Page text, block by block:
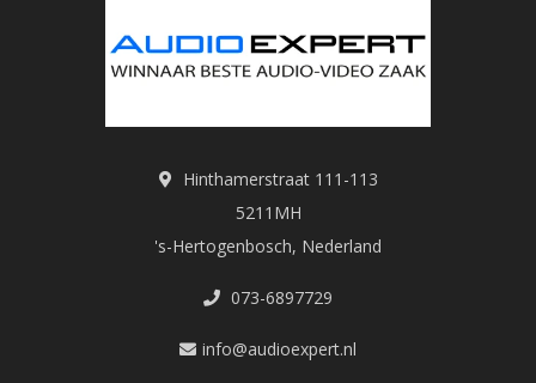
Hinthamerstraat 111-113
5211MH
's-Hertogenbosch, Nederland
073-6897729
info@audioexpert.nl